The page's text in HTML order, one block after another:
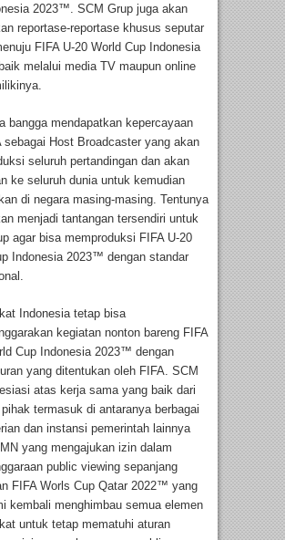
2023™. SCM Grup juga akan
reportase-reportase khusus seputar
FIFA U-20 World Cup Indonesia
melalui media TV maupun online
bangga mendapatkan kepercayaan
sebagai Host Broadcaster yang akan
seluruh pertandingan dan akan
ke seluruh dunia untuk kemudian
di negara masing-masing. Tentunya
menjadi tantangan tersendiri untuk
agar bisa memproduksi FIFA U-20
Indonesia 2023™ dengan standar
Indonesia tetap bisa
kegiatan nonton bareng FIFA
Cup Indonesia 2023™ dengan
yang ditentukan oleh FIFA. SCM
atas kerja sama yang baik dari
pihak termasuk di antaranya berbagai
dan instansi pemerintah lainnya
yang mengajukan izin dalam
public viewing sepanjang
FIFA Worls Cup Qatar 2022™ yang
kembali menghimbau semua elemen
untuk tetap mematuhi aturan